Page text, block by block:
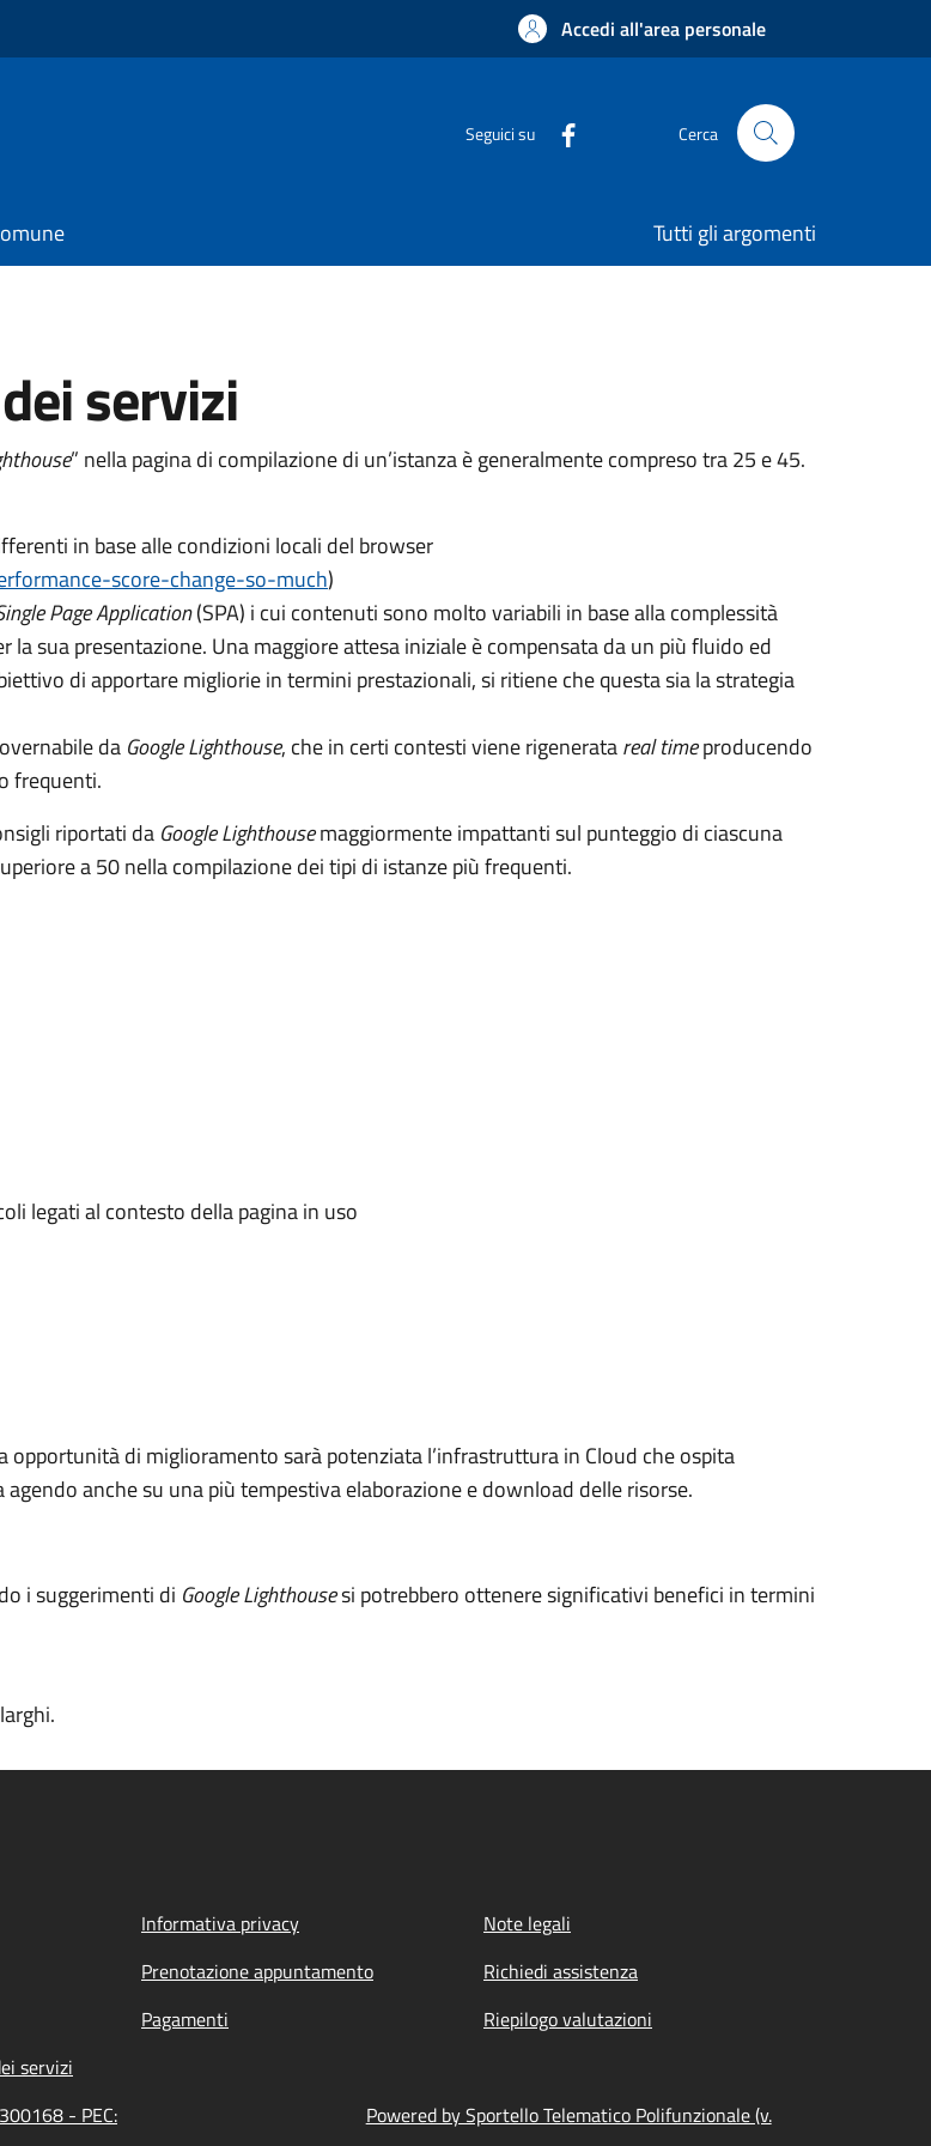
Accedi all'area personale
Seguici su Cerca
Tutti gli argomenti
servizi
” nella pagina di compilazione di un’istanza è generalmente compreso tra 25 e 45.
in base alle condizioni locali del browser
score-change-so-much)
Page Application(SPA) i cui contenuti sono molto variabili in base alla complessità
sua presentazione. Una maggiore attesa iniziale è compensata da un più fluido ed
di apportare migliorie in termini prestazionali, si ritiene che questa sia la strategia
da Google Lighthouse, che in certi contesti viene rigeneratareal timeproducendo
frequenti.
riportati da Google Lighthousemaggiormente impattanti sul punteggio di ciascuna
a 50 nella compilazione dei tipi di istanze più frequenti.
legati al contesto della pagina in uso
di miglioramento sarà potenziata l’infrastruttura in Cloud che ospita
anche su una più tempestiva elaborazione e download delle risorse.
i suggerimenti di Google Lighthousesi potrebbero ottenere significativi benefici in termini
Informativa privacy
Note legali
Prenotazione appuntamento
Richiedi assistenza
Pagamenti
Riepilogo valutazioni
servizi
- PEC:
Powered by Sportello Telematico Polifunzionale (v.